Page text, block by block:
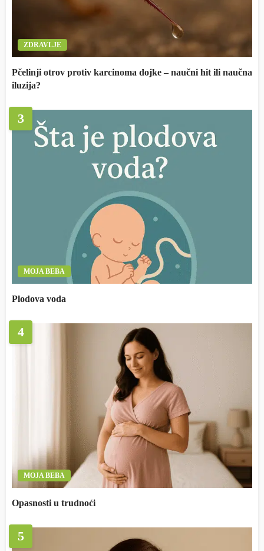
ZDRAVLJE
Pčelinji otrov protiv karcinoma dojke – naučni hit ili naučna
iluzija?
3
MOJA BEBA
Plodova voda
4
MOJA BEBA
Opasnosti u trudnoći
5